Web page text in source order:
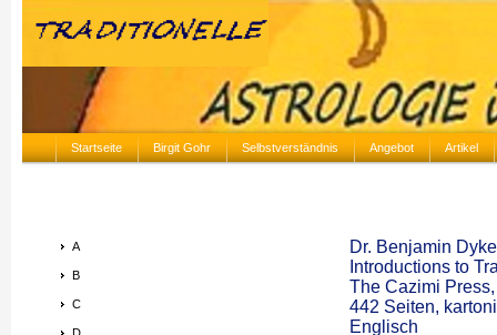
Startseite Birgit Gohr Selbstverständnis Angebot Artikel
A
B
C
Dr. Benjamin
Introductions to
The Cazimi
442 Seiten,
Englisch